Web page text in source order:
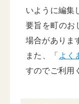
いように編集
要旨を町のお
場合がありま
また、「 よく
すのでご利用